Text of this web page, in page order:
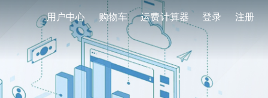
用户中心 购物车 运费计算器 登录 注册